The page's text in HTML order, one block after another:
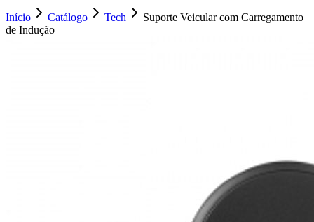
Início Catálogo Tech
Suporte Veicular com Carregamento
de Indução